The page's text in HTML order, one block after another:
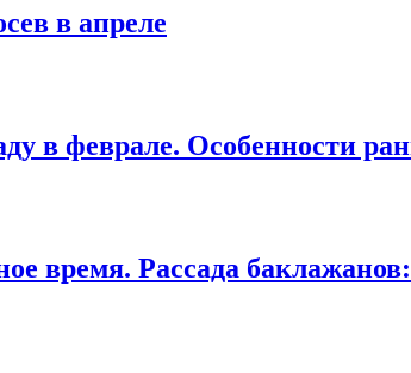
в апреле
в феврале. Особенности
время. Рассада